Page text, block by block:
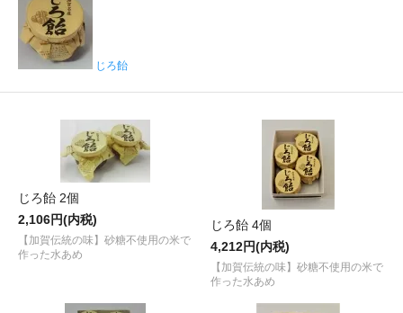
じろ飴
じろ飴 2個
2,106円(内税)
【加賀伝統の味】砂糖不使用の米で
作った水あめ
じろ飴 4個
4,212円(内税)
【加賀伝統の味】砂糖不使用の米で
作った水あめ